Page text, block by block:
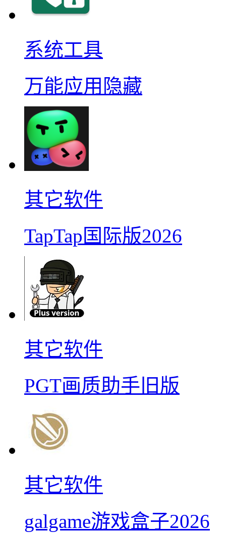
系统工具
万能应用隐藏
其它软件
TapTap国际版2026
其它软件
PGT画质助手旧版
其它软件
galgame游戏盒子2026